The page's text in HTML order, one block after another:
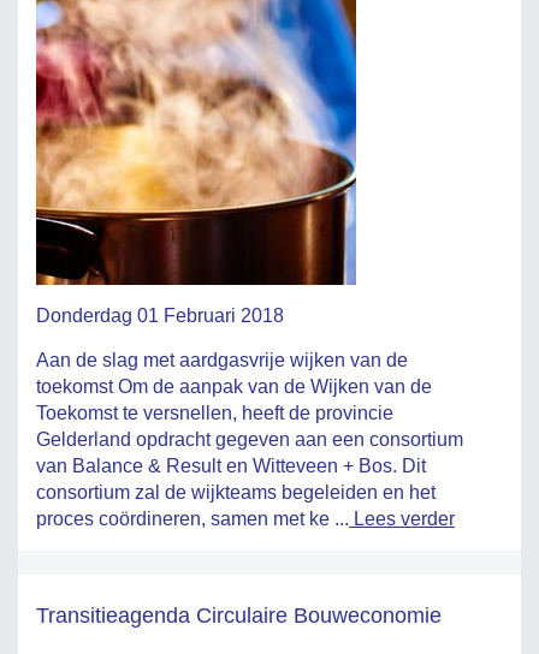
Donderdag 01 Februari 2018
Aan de slag met aardgasvrije wijken van de
toekomst Om de aanpak van de Wijken van de
Toekomst te versnellen, heeft de provincie
Gelderland opdracht gegeven aan een consortium
van Balance & Result en Witteveen + Bos. Dit
consortium zal de wijkteams begeleiden en het
proces coördineren, samen met ke ... Lees verder
Transitieagenda Circulaire Bouweconomie